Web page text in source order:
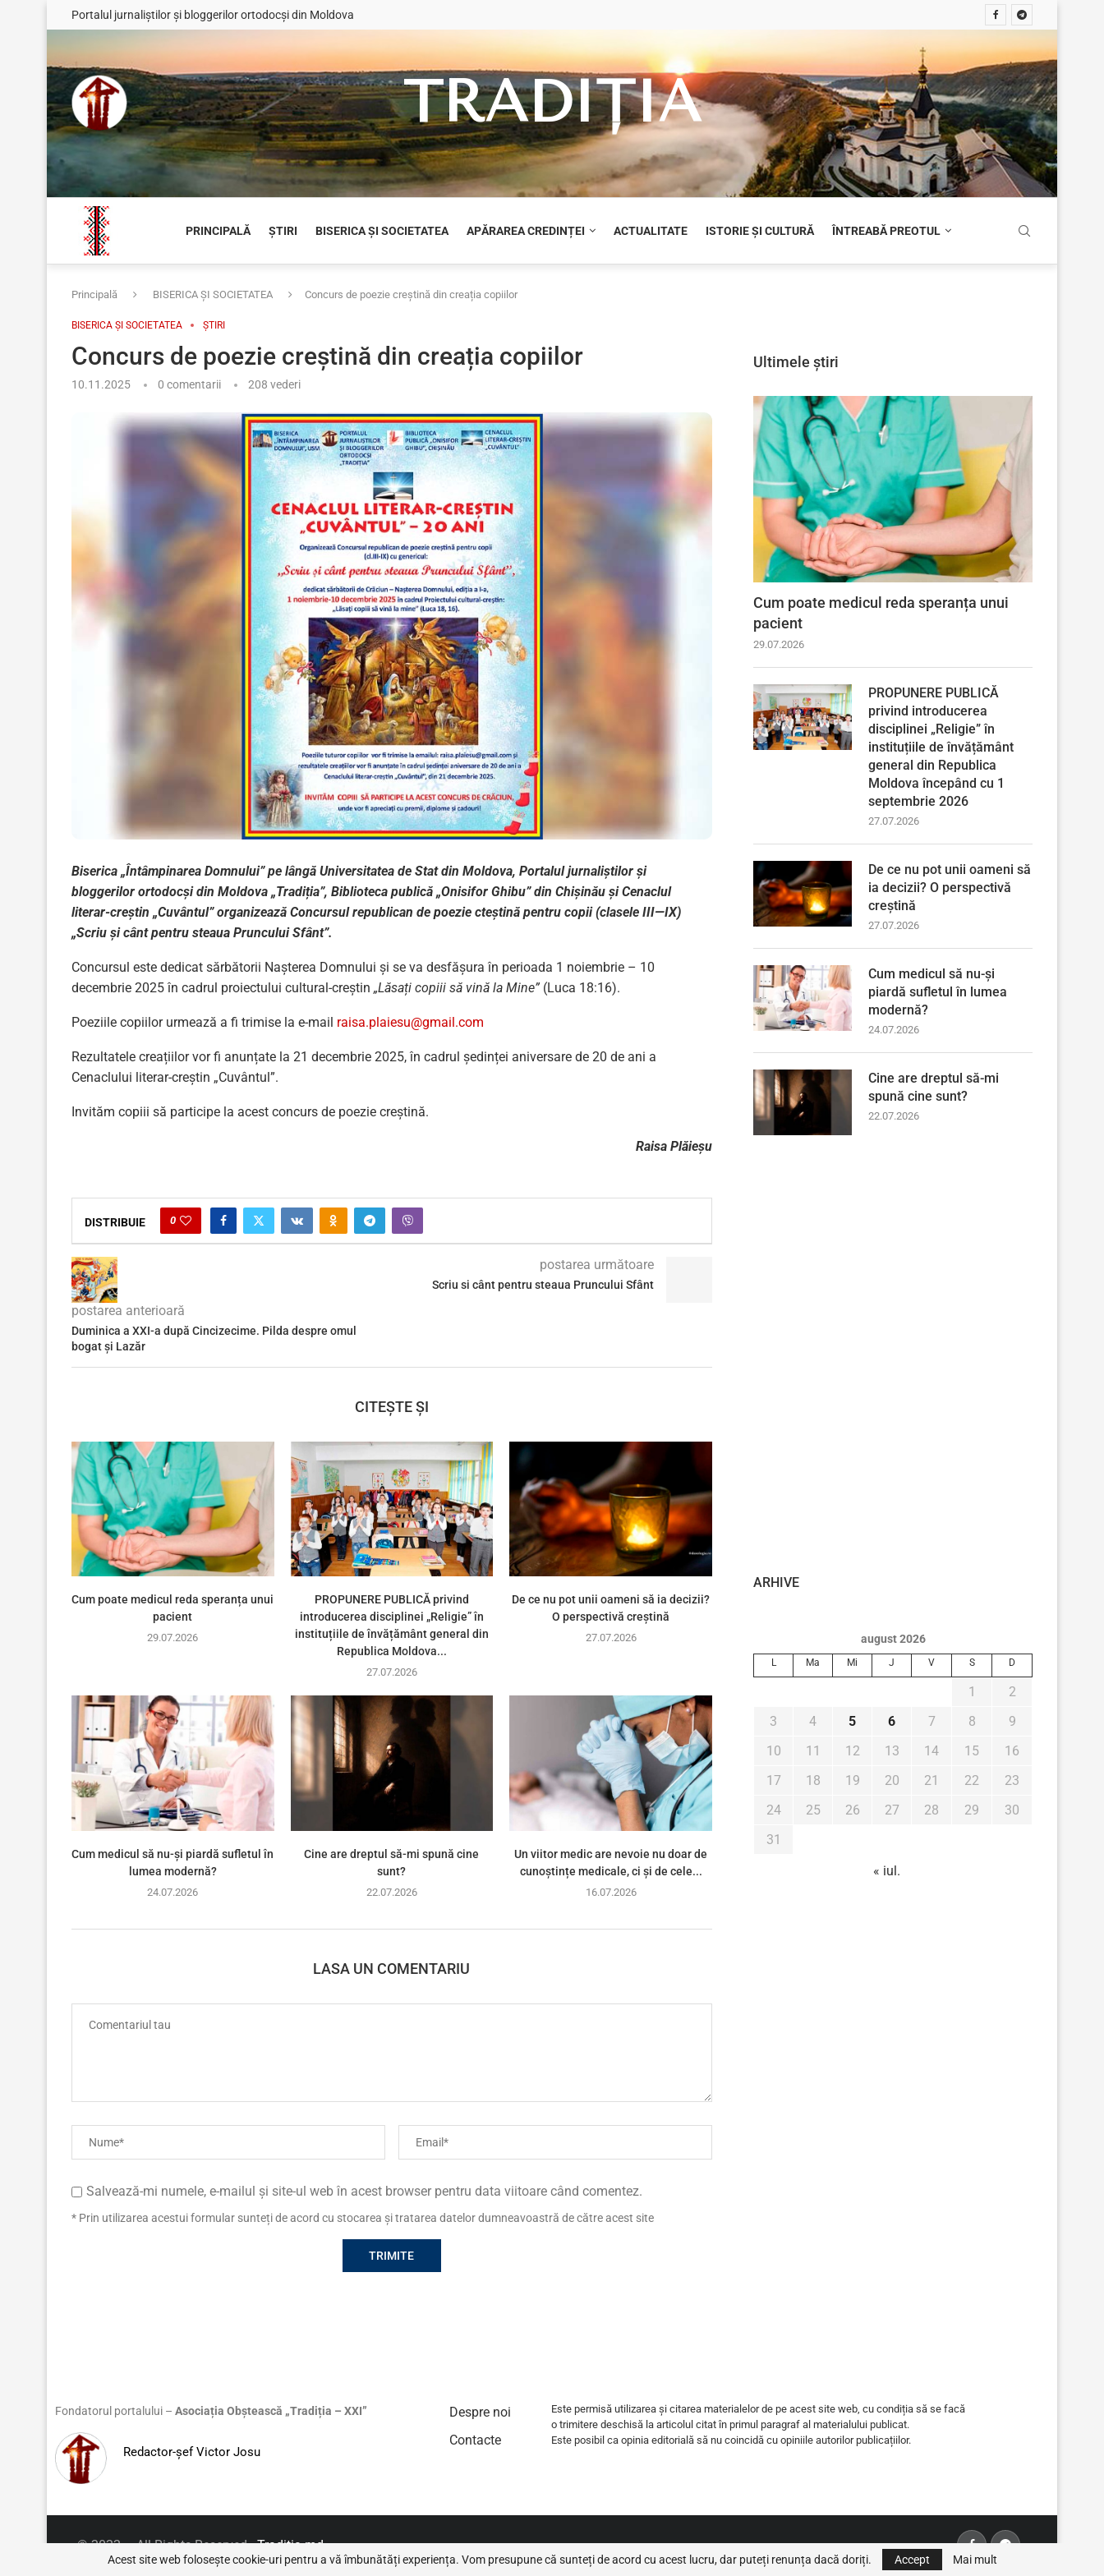
Portalul jurnaliștilor și bloggerilor ortodocși din Moldova
TRADIȚIA
PRINCIPALĂ ȘTIRI BISERICA ȘI SOCIETATEA APĂRAREA CREDINȚEI ACTUALITATE ISTORIE ȘI CULTURĂ ÎNTREABĂ PREOTUL
Principală BISERICA ȘI SOCIETATEA Concurs de poezie creștină din creația copiilor
BISERICA ȘI SOCIETATEA ȘTIRI
Concurs de poezie creștină din creația copiilor
10.11.2025 0 comentarii 208 vederi
Biserica „Întâmpinarea Domnului” pe lângă Universitatea de Stat din Moldova, Portalul jurnaliștilor și
bloggerilor ortodocși din Moldova „Tradiția”, Biblioteca publică „Onisifor Ghibu” din Chișinău și Cenaclul
literar-creștin „Cuvântul” organizează Concursul republican de poezie cteștină pentru copii (clasele III—IX)
„Scriu și cânt pentru steaua Pruncului Sfânt”.
Concursul este dedicat sărbătorii Nașterea Domnului și se va desfășura în perioada 1 noiembrie – 10
decembrie 2025 în cadrul proiectului cultural-creștin „Lăsați copiii să vină la Mine” (Luca 18:16).
Poeziile copiilor urmează a fi trimise la e-mail raisa.plaiesu@gmail.com
Rezultatele creațiilor vor fi anunțate la 21 decembrie 2025, în cadrul ședinței aniversare de 20 de ani a
Cenaclului literar-creștin „Cuvântul”.
Invităm copiii să participe la acest concurs de poezie creștină.
Raisa Plăieșu
DISTRIBUIE 0
postarea anterioară
Duminica a XXI-a după Cincizecime. Pilda despre omul
bogat și Lazăr
postarea următoare
Scriu si cânt pentru steaua Pruncului Sfânt
CITEȘTE ȘI
Cum poate medicul reda speranța unui
pacient
29.07.2026
PROPUNERE PUBLICĂ privind
introducerea disciplinei „Religie” în
instituțiile de învățământ general din
Republica Moldova...
27.07.2026
De ce nu pot unii oameni să ia decizii?
O perspectivă creștină
27.07.2026
Cum medicul să nu-și piardă sufletul în
lumea modernă?
24.07.2026
Cine are dreptul să-mi spună cine
sunt?
22.07.2026
Un viitor medic are nevoie nu doar de
cunoștințe medicale, ci și de cele...
16.07.2026
LASA UN COMENTARIU
Salvează-mi numele, e-mailul și site-ul web în acest browser pentru data viitoare când comentez.
* Prin utilizarea acestui formular sunteți de acord cu stocarea și tratarea datelor dumneavoastră de către acest site
Ultimele știri
Cum poate medicul reda speranța unui
pacient
29.07.2026
PROPUNERE PUBLICĂ
privind introducerea
disciplinei „Religie” în
instituțiile de învățământ
general din Republica
Moldova începând cu 1
septembrie 2026
27.07.2026
De ce nu pot unii oameni să
ia decizii? O perspectivă
creștină
27.07.2026
Cum medicul să nu-și
piardă sufletul în lumea
modernă?
24.07.2026
Cine are dreptul să-mi
spună cine sunt?
22.07.2026
ARHIVE
august 2026
L Ma Mi J V S D
1
2
3
4 5 6 7 8
9
10
11 12 13 14 15
16
17
18 19 20 21 22
23
24
25 26 27 28 29
30
31
« iul.
Fondatorul portalului – Asociația Obștească „Tradiția – XXI”
Redactor-șef Victor Josu
Despre noi
Contacte
Este permisă utilizarea și citarea materialelor de pe acest site web, cu condiția să se facă
o trimitere deschisă la articolul citat în primul paragraf al materialului publicat.
Este posibil ca opinia editorială să nu coincidă cu opiniile autorilor publicațiilor.
© 2022 – All Rights Reserved.Traditia.md
Acest site web folosește cookie-uri pentru a vă îmbunătăți experiența. Vom presupune că sunteți de acord cu acest lucru, dar puteți renunța dacă doriți. Accept Mai mult